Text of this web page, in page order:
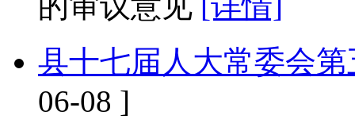
县十七届人大常委会
06-08 ]